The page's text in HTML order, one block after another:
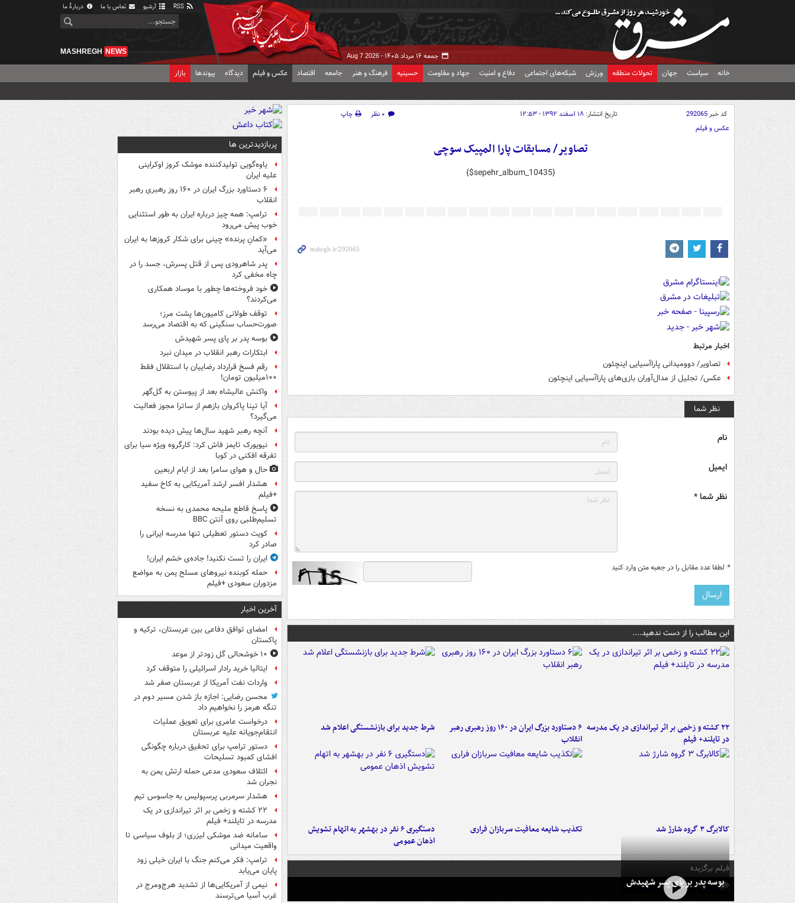
آرشیو تماس با ما دربارهٔ ما
جمعه ۱۶ مرداد ۱۴۰۵ - Aug 7 2026
MASHREGH NEWS
خانه سیاست جهان تحولات منطقه ورزش شبکه‌های اجتماعی دفاع و امنیت جهاد و مقاومت حسینیه فرهنگ و هنر جامعه اقتصاد عکس و فیلم دیدگاه پیوندها بازار
کد خبر292065 تاریخ انتشار: ۱۸ اسفند ۱۳۹۲ - ۱۲:۵۳ ۰ نظر
چاپ
عکس و فیلم
تصاویر/ مسابقات پارا المپیک سوچی
{$sepehr_album_10435}
اخبار مرتبط
تصاویر/ دوومیدانی پاراآسیایی اینچئون
عکس/ تجلیل از مدال‌آوران بازی‌های پاراآسیایی اینچئون
نظر شما
نام
ایمیل
نظر شما *
* لطفا عدد مقابل را در جعبه متن وارد کنید
این مطالب را از دست ندهید....
۲۲ کشته و زخمی بر اثر تیراندازی در یک مدرسه
در تایلند+ فیلم
۶ دستاورد بزرگ ایران در ۱۶۰ روز رهبری رهبر
انقلاب
شرط جدید برای بازنشستگی اعلام شد
کالابرگ ۳ گروه شارژ شد تکذیب شایعه معافیت سربازان فراری
دستگیری ۶ نفر در بهشهر به اتهام تشویش
اذهان عمومی
فیلم برگزیده
بوسه‌ پدر بر پای پسر شهیدش
پربازدیدترین ها
یاوه‌گویی تولیدکننده موشک کروز اوکراینی
علیه ایران
۶ دستاورد بزرگ ایران در ۱۶۰ روز رهبری رهبر
انقلاب
ترامپ: همه چیز درباره ایران به طور استثنایی
خوب پیش می‌رود
«کمانِ پرنده» چینی برای شکار کروزها به ایران
می‌آید
پدر شاهرودی پس از قتل پسرش، جسد را در
چاه مخفی کرد
خود فروخته‌ها چطور با موساد همکاری
می‌کردند؟
توقف طولانی کامیون‌ها پشت مرز؛
صورت‌حساب سنگینی که به اقتصاد می‌رسد
بوسه‌ پدر بر پای پسر شهیدش
ابتکارات رهبر انقلاب در میدان نبرد
رقم فسخ قرارداد رضاییان با استقلال فقط
۱۰۰میلیون تومان!
واکنش عالیشاه بعد از پیوستن به گل‌گهر
آیا تینا پاکروان بازهم از ساترا مجوز فعالیت
می‌گیرد؟
آنچه رهبر شهید سال‌ها پیش دیده بودند
نیویورک تایمز فاش کرد: کارگروه ویژه سیا برای
تفرقه افکنی در کوبا
حال و هوای سامرا بعد از ایام اربعین
هشدار افسر ارشد آمریکایی به کاخ سفید
+فیلم
پاسخ قاطع ملیحه محمدی به نسخه
تسلیم‌طلبی روی آنتن BBC
کویت دستور تعطیلی تنها مدرسه ایرانی را
صادر کرد
ایران را تست نکنید! جاده‌ی خشم ایران!
حمله کوبنده نیروهای مسلح یمن به مواضع
مزدوران سعودی +فیلم
آخرین اخبار
امضای توافق دفاعی بین عربستان، ترکیه و
پاکستان
۱۰ خوشحالی گل زودتر از موعد
ایتالیا خرید رادار اسرائیلی را متوقف کرد
واردات نفت آمریکا از عربستان صفر شد
محسن رضایی: اجازه باز شدن مسیر دوم در
تنگه هرمز را نخواهیم داد
درخواست عامری برای تعویق عملیات
انتقام‌جویانه علیه عربستان
دستور ترامپ برای تحقیق درباره چگونگی
افشای کمبود تسلیحات
ائتلاف سعودی مدعی حمله ارتش یمن به
نجران شد
هشدار سرمربی پرسپولیس به جاسوس تیم
۲۲ کشته و زخمی بر اثر تیراندازی در یک
مدرسه در تایلند+ فیلم
سامانه ضد موشکی لیزری؛ از بلوف سیاسی تا
واقعیت میدانی
ترامپ: فکر می‌کنم جنگ با ایران خیلی زود
پایان می‌یابد
نیمی از آمریکایی‌ها از تشدید هرج‌ومرج در
غرب آسیا می‌ترسند